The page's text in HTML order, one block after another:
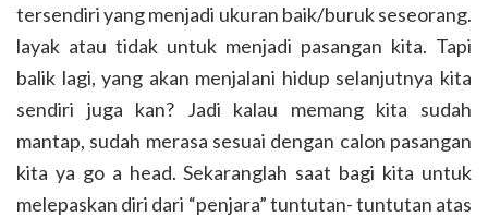
tersendiri yang menjadi ukuran baik/buruk seseorang.
layak atau tidak untuk menjadi pasangan kita. Tapi
balik lagi, yang akan menjalani hidup selanjutnya kita
sendiri juga kan? Jadi kalau memang kita sudah
mantap, sudah merasa sesuai dengan calon pasangan
kita ya go a head. Sekaranglah saat bagi kita untuk
melepaskan diri dari “penjara” tuntutan- tuntutan atas